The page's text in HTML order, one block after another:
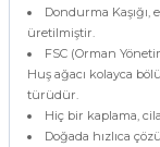
Dondurma
üretilmiştir.
FSC (Orman
Huş ağacı kolayca
türüdür.
Hiç bir kaplama,
Doğada hızlıca